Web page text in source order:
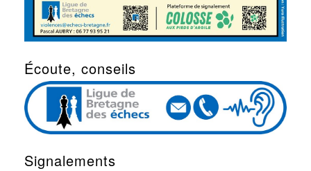
Écoute, conseils
Signalements